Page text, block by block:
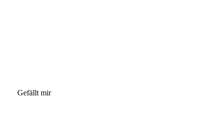
Gefällt mir